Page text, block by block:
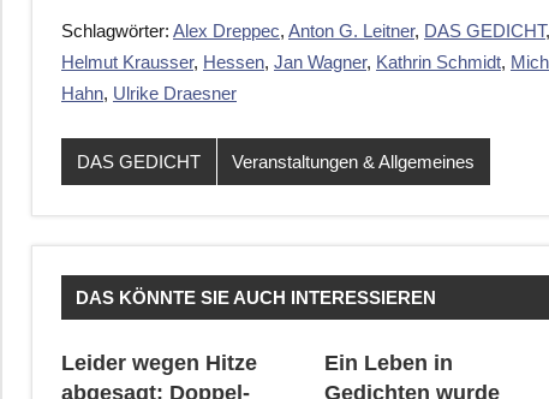
Schlagwörter: Alex Dreppec, Anton G. Leitner, DAS GEDICHT,
Helmut Krausser, Hessen, Jan Wagner, Kathrin Schmidt,
Hahn, Ulrike Draesner
DAS GEDICHT Veranstaltungen & Allgemeines
DAS KÖNNTE SIE AUCH INTERESSIEREN
Leider wegen Hitze
abgesagt: Doppel-
Ein Leben in
Gedichten wurde